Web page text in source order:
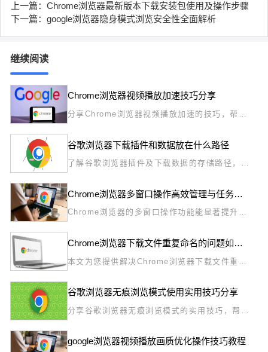
上一篇：Chrome浏览器最新版本下载安装包使用及操作步骤
下一篇：google浏览器隐身模式浏览安全性全面解析
继续阅读
Chrome浏览器视频播放加速技巧分享
分享Chrome浏览器视频播放加速的技巧，帮助
用户优化播放性能，实现流畅不卡顿的视频观看
体验。
谷歌浏览器下载插件和数据放在什么路径
了解谷歌浏览器插件及下载数据的存储路径，有
助于用户进行文件管理和故障排查。本文详细介
绍相关路径位置及访问方法，方便用户高效维护
浏览器环境。
Chrome浏览器多窗口操作高效管理与任务切换方法
Chrome浏览器的多窗口操作功能能显著提升工
作效率。本文将介绍高效管理与任务切换方法，
帮助用户在多个窗口间轻松切换，提高任务处理
效率。
Chrome浏览器下载文件重复命名的问题如何避免
本文为您提供解决Chrome浏览器下载文件重复
命名问题的技巧，帮助您避免文件命名冲突，确
保下载文件名称唯一，管理更加高效。
谷歌浏览器无痕浏览模式使用实用技巧分享
分享谷歌浏览器无痕浏览模式的实用技巧，帮助
用户更好保护隐私，安全浏览网页。
google浏览器视频播放画质优化操作技巧教程